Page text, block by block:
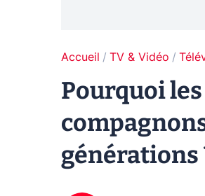
Accueil TV & Vidéo
Pourquoi
générations